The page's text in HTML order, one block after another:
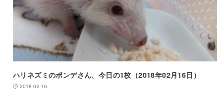
ハリネズミのポンデさん、今日の1枚（2018年02月16日）
2018-02-16